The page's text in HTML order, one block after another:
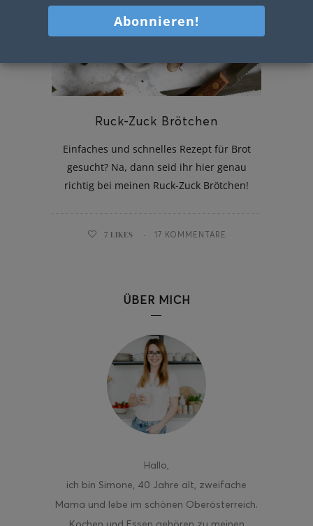
Ruck-Zuck Brötchen
Einfaches und schnelles Rezept für Brot
gesucht? Na, dann seid ihr hier genau
richtig bei meinen Ruck-Zuck Brötchen!
7 LIKES 17 KOMMENTARE
ÜBER MICH
Hallo,
ich bin Simone, 40 Jahre alt, zweifache
Mama und lebe im schönen Oberösterreich.